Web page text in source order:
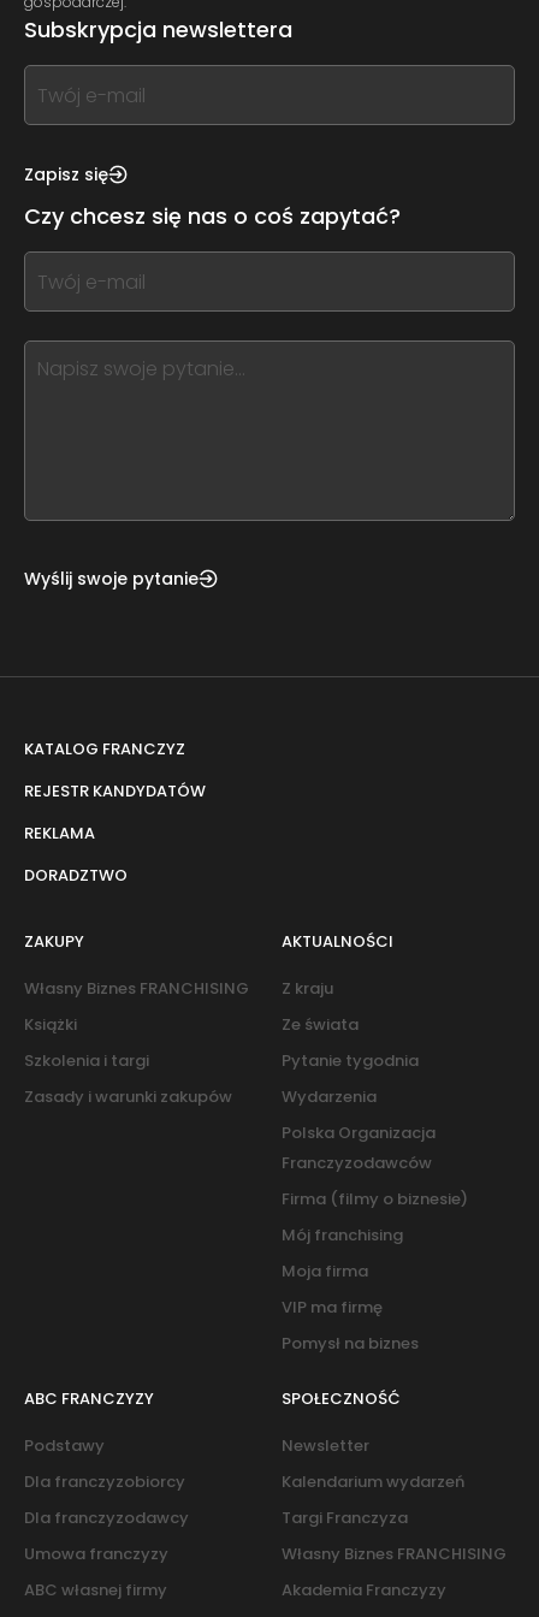
Subskrypcja newslettera
If
you
this,
this
form
field
blank
Zapisz się
Czy chcesz się nas o coś zapytać?
If
you
this,
leave
Wyślij swoje pytanie
KATALOG FRANCZYZ
REJESTR KANDYDATÓW
REKLAMA
DORADZTWO
ZAKUPY
Własny Biznes FRANCHISING
Książki
Szkolenia i targi
Zasady i warunki zakupów
AKTUALNOŚCI
Z kraju
Ze świata
Pytanie tygodnia
Wydarzenia
Polska Organizacja
Franczyzodawców
Firma (filmy o biznesie)
Mój franchising
Moja firma
VIP ma firmę
Pomysł na biznes
ABC FRANCZYZY
Podstawy
Dla franczyzobiorcy
Dla franczyzodawcy
Umowa franczyzy
ABC własnej firmy
SPOŁECZNOŚĆ
Newsletter
Kalendarium wydarzeń
Targi Franczyza
Własny Biznes FRANCHISING
Akademia Franczyzy